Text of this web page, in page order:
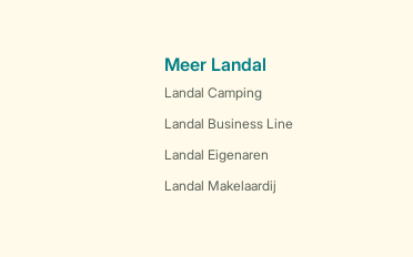
Meer Landal
Landal Camping
Landal Business Line
Landal Eigenaren
Landal Makelaardij